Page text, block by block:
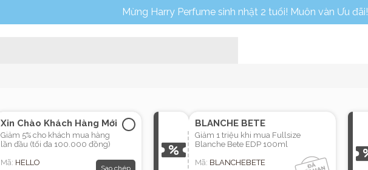
Mừng Harry Perfume sinh nhật 2 tuổi! Muôn vàn Ưu đãi!
Xin Chào Khách Hàng Mới
Giảm 5% cho khách mua hàng
lần đầu (tối đa 100.000 đồng)
Mã: HELLO
Sao chép
BLANCHE BETE
Giảm 1 triệu khi mua Fullsize
Blanche Bete EDP 100ml
Mã: BLANCHEBETE